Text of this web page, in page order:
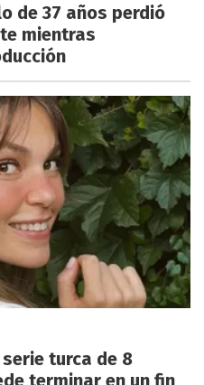
de 37 años perdió
mientras
turca de 8
terminar en un fin